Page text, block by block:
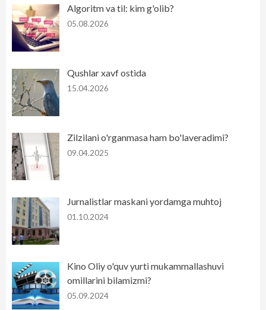
Algoritm va til: kim g'olib?
05.08.2026
Qushlar xavf ostida
15.04.2026
Zilzilani o'rganmasa ham bo'laveradimi?
09.04.2025
Jurnalistlar maskani yordamga muhtoj
01.10.2024
Kino Oliy o'quv yurti mukammallashuvi
omillarini bilamizmi?
05.09.2024